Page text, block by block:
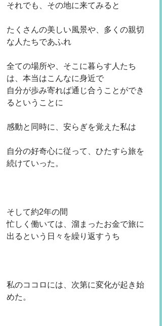
それでも、その地に来てみると
たくさんの美しい風景や、多くの親切
な人たちであふれ
全ての場所や、そこに暮らす人たち
は、本当はこんなに身近で
自分が歩み寄れば通じ合うことができ
るということに
感動と同時に、安らぎを覚えた私は
自分の好奇心に従って、ひたすら旅を
続けていった。
そして約2年の間
忙しく働いては、溜まったお金で旅に
出るという日々を繰り返すうち
私のココロには、次第に変化が起き始
めた。